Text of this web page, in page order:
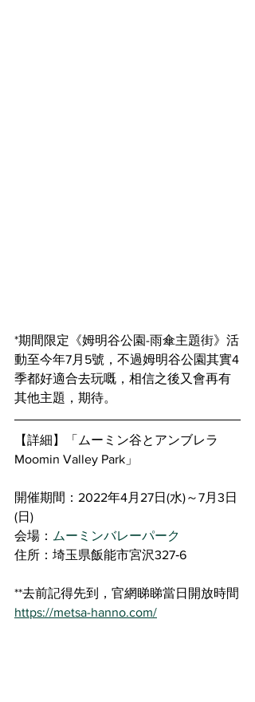
*期間限定《姆明谷公園-雨傘主題街》活
動至今年7月5號，不過姆明谷公園其實4
季都好適合去玩嘅，相信之後又會再有
其他主題，期待。
【詳細】「ムーミン谷とアンブレラ
Moomin Valley Park」
開催期間：2022年4月27日(水)～7月3日
(日)
会場： ムーミンバレーパーク
住所：埼玉県飯能市宮沢327‐6
**去前記得先到，官網睇睇當日開放時間
https://metsa-hanno.com/